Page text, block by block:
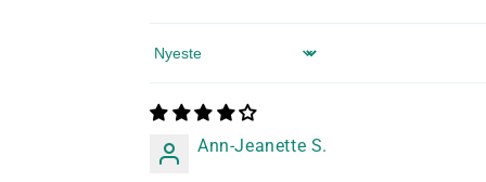
Sort by
Ann-Jeanette S.